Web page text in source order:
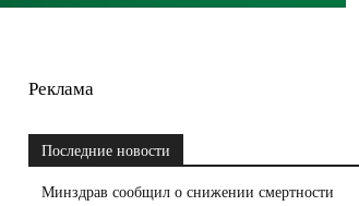
Реклама
Последние новости
Минздрав сообщил о снижении смертности